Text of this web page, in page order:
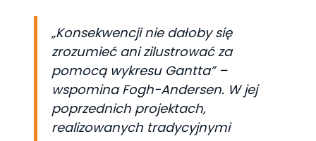
„Konsekwencji nie dałoby się
zrozumieć ani zilustrować za
pomocą wykresu Gantta” –
wspomina Fogh-Andersen. W jej
poprzednich projektach,
realizowanych tradycyjnymi